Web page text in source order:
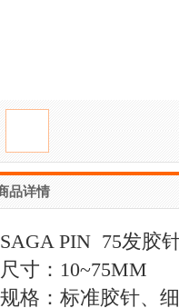
品详情
SAGA PIN 75发胶
尺寸：10~75MM
规格：标准胶针、